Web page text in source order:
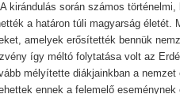
kirándulás során számos
a határon túli magyarság
amelyek erősítették bennük
így méltó folytatása volt az
mélyítette diákjainkban a
ennek a felemelő